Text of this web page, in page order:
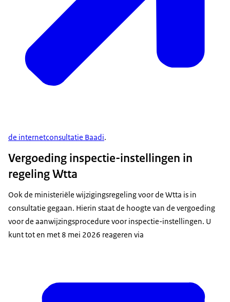
de internetconsultatie Baadi.
Vergoeding inspectie-instellingen in
regeling Wtta
Ook de ministeriële wijzigingsregeling voor de Wtta is in
consultatie gegaan. Hierin staat de hoogte van de vergoeding
voor de aanwijzingsprocedure voor inspectie-instellingen. U
kunt tot en met 8 mei 2026 reageren via